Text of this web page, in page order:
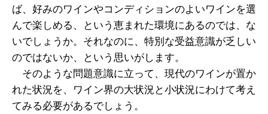
ば、好みのワインやコンディションのよいワインを選
んで楽しめる、という恵まれた環境にあるのでは、な
いでしょうか。それなのに、特別な受益意識が乏しい
のではないか、という思いがします。
そのような問題意識に立って、現代のワインが置か
れた状況を、ワイン界の大状況と小状況にわけて考え
てみる必要があるでしょう。